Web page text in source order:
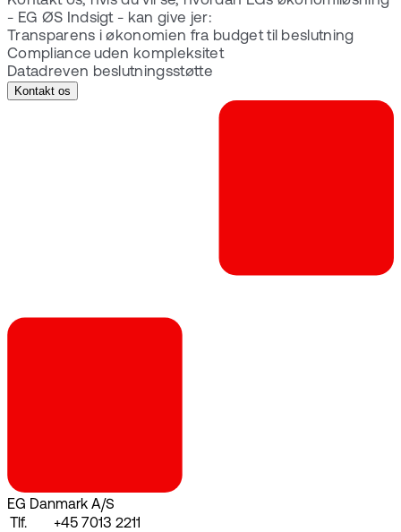
- EG ØS Indsigt - kan give jer:
Transparens i økonomien fra budget til beslutning
Compliance uden kompleksitet
Datadreven beslutningsstøtte
Kontakt os
EG Danmark A/S
Tlf.
+45 7013 2211